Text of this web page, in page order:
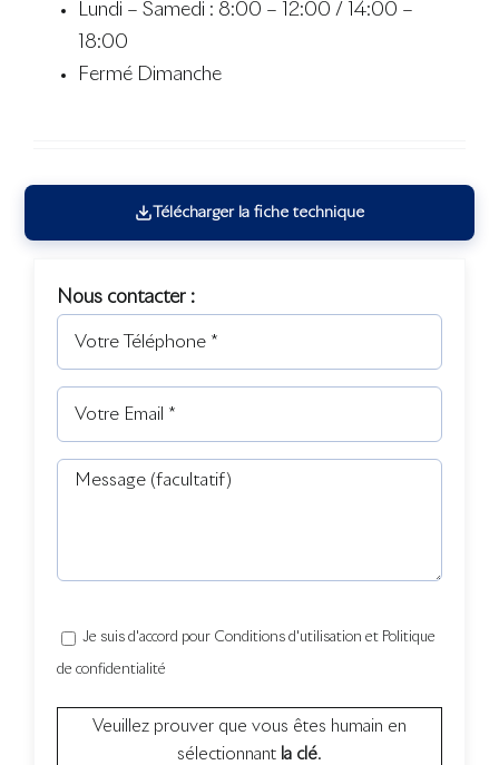
Lundi – Samedi : 8:00 – 12:00 / 14:00 –
18:00
Fermé Dimanche
Télécharger la fiche technique
Nous contacter :
Je suis d'accord pour Conditions d'utilisation et Politique
de confidentialité
Veuillez prouver que vous êtes humain en
sélectionnant la clé.